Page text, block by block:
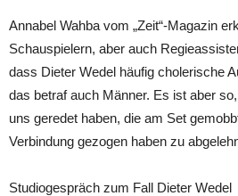
Annabel Wahba vom „Zeit“-Magazin
Schauspielern, aber auch
dass Dieter Wedel häufig cholerische
das betraf auch Männer. Es ist aber
uns geredet haben, die am Set
Verbindung gezogen haben zu
Studiogespräch zum Fall Dieter Wedel